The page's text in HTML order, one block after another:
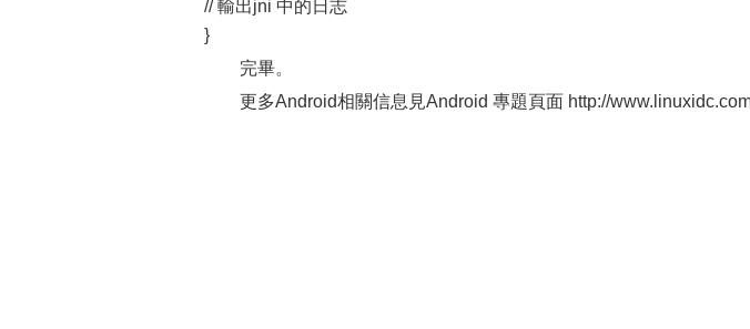
// 輸出jni 中的日志
}
完畢。
更多Android相關信息見Android 專題頁面 http://